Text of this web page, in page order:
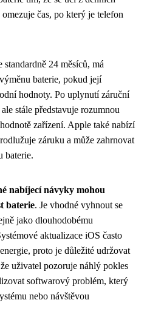
čas, po který je telefon
24 měsíců, má
baterie, pokud její
hodnoty. Po uplynutí záruční
stále představuje rozumnou
zařízení. Apple také nabízí
záruku a může zahrnovat
baterie.
nabíjecí návyky mohou
baterie. Je vhodné vyhnout se
jako dlouhodobému
aktualizace iOS často
proto je důležité udržovat
uživatel pozoruje náhlý pokles
softwarový problém, který
nebo návštěvou